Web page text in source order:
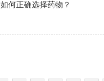
何正确选择药物？